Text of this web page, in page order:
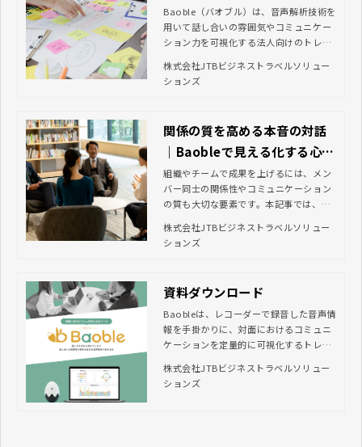
化！？JTBの新規事業『Baob
le（バオブル）』の魅力をご
紹介
Baoble（バオブル）は、音声解析技術を
用いて話し合いの雰囲気やコミュニケー
ション力を可視化する法人向けのトレー
bleのサービス概要や主な特徴、導入によ
って得られるメリットについてご紹介し
株式会社JTBビジネストラベルソリュー
ションズ
関係の質を高める本音の対話
｜Baobleで見える化する心理
的安全性と信頼
組織やチームで成果を上げるには、メン
バー同士の関係性やコミュニケーション
の質も大切な要素です。本記事では、関
る具体的な方法に加えて、非言語コミュ
ニケーションを可視化するツール『Bao
株式会社JTBビジネストラベルソリュー
ションズ
資料ダウンロード
Baobleは、レコーダーで録音した音声情
報を手掛かりに、対面におけるコミュニ
ケーションを定量的に可視化するトレー
コミュニケーション力を客観的に把握で
きるようになり、人的資本経営の促進や
株式会社JTBビジネストラベルソリュー
ションズ